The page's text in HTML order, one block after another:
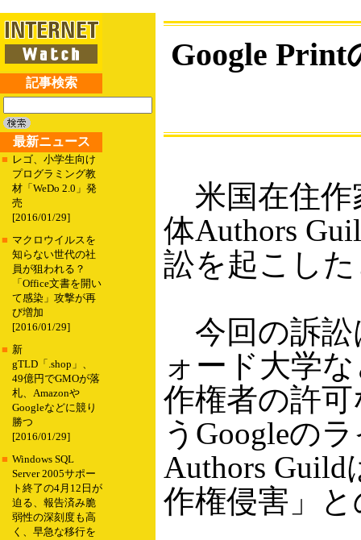
記事検索
最新ニュース
■ レゴ、小学生向け
プログラミング教
材「WeDo 2.0」発
売
[2016/01/29]
■ マクロウイルスを
知らない世代の社
員が狙われる？
「Office文書を開い
て感染」攻撃が再
び増加
[2016/01/29]
■ 新
gTLD「.shop」、
49億円でGMOが落
札、Amazonや
Googleなどに競り
勝つ
[2016/01/29]
■ Windows SQL
Server 2005サポー
ト終了の4月12日が
迫る、報告済み脆
弱性の深刻度も高
く、早急な移行を
Google
米国在住作
体Authors
訟を起こし
今回の訴訟
ォード大学
作権者の許
うGoogleの
Authors
作権侵害」